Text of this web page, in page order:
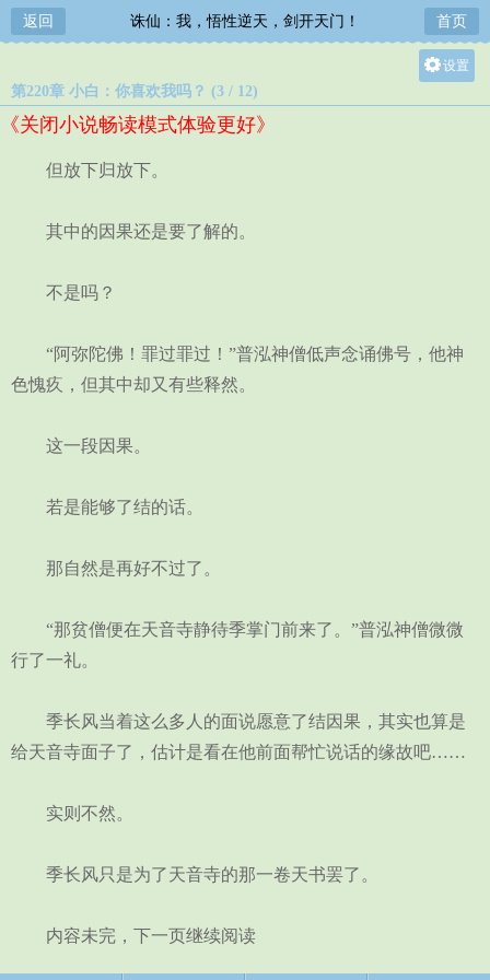
返回 诛仙：我，悟性逆天，剑开天门！ 首页
设置
第220章 小白：你喜欢我吗？ (3 / 12)
《关闭小说畅读模式体验更好》
但放下归放下。
其中的因果还是要了解的。
不是吗？
“阿弥陀佛！罪过罪过！”普泓神僧低声念诵佛号，他神
色愧疚，但其中却又有些释然。
这一段因果。
若是能够了结的话。
那自然是再好不过了。
“那贫僧便在天音寺静待季掌门前来了。”普泓神僧微微
行了一礼。
季长风当着这么多人的面说愿意了结因果，其实也算是
给天音寺面子了，估计是看在他前面帮忙说话的缘故吧……
实则不然。
季长风只是为了天音寺的那一卷天书罢了。
内容未完，下一页继续阅读